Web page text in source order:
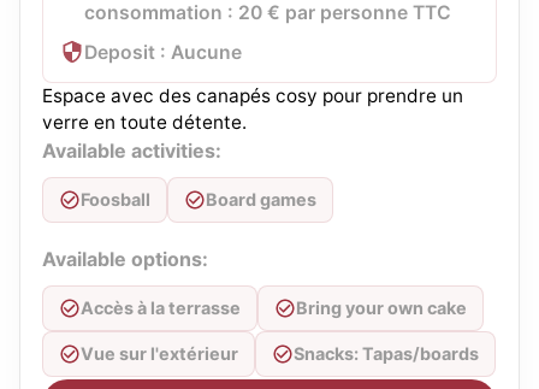
consommation : 20 € par personne TTC
Deposit : Aucune
Espace avec des canapés cosy pour prendre un
verre en toute détente.
Available activities:
Foosball Board games
Available options:
Accès à la terrasse Bring your own cake
Vue sur l'extérieur Snacks: Tapas/boards